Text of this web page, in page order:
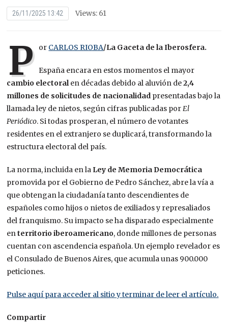
26/11/2025 13:42 Views: 61
P or CARLOS RIOBA/La Gaceta de la Iberosfera.
España encara en estos momentos el mayor
cambio electoralen décadas debido al aluvión de2,4
millones de solicitudes de nacionalidad presentadas bajo la
llamada ley de nietos, según cifras publicadas porEl
Periódico. Si todas prosperan, el número de votantes
residentes en el extranjero se duplicará, transformando la
estructura electoral del país.
La norma, incluida en la Ley de Memoria Democrática
promovida por el Gobierno de Pedro Sánchez, abre la vía a
que obtengan la ciudadanía tanto descendientes de
españoles como hijos o nietos de exiliados y represaliados
del franquismo. Su impacto se ha disparado especialmente
enterritorio iberoamericano, donde millones de personas
cuentan con ascendencia española. Un ejemplo revelador es
el Consulado de Buenos Aires, que acumula unas 900.000
peticiones.
Pulse aquí para acceder al sitio y terminar de leer el artículo.
Compartir